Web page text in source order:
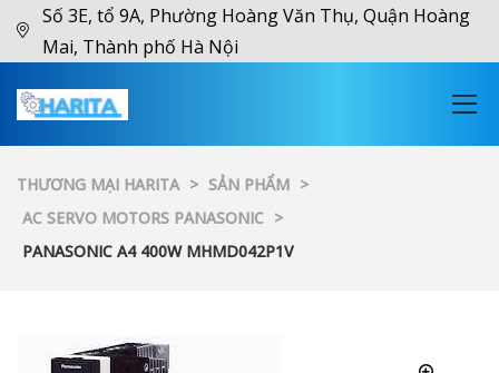
Số 3E, tổ 9A, Phường Hoàng Văn Thụ, Quận Hoàng
Mai, Thành phố Hà Nội
THƯƠNG MẠI HARITA > SẢN PHẨM >
AC SERVO MOTORS PANASONIC >
PANASONIC A4 400W MHMD042P1V